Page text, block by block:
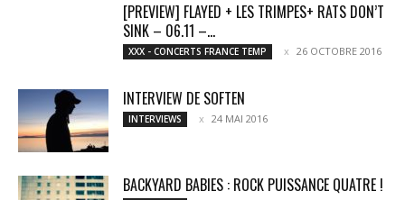
[PREVIEW] FLAYED + LES TRIMPES+ RATS DON’T
SINK – 06.11 –...
XXX - CONCERTS FRANCE TEMP 26 OCTOBRE 2016
INTERVIEW DE SOFTEN
INTERVIEWS 24 MAI 2016
BACKYARD BABIES : ROCK PUISSANCE QUATRE !